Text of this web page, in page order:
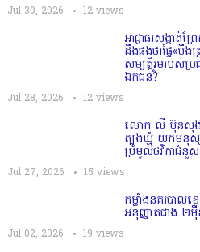
Jul 30, 2026 12views
អាជ្ញាធរសង្កាត់
ដឹងផងថាផ្ទៃ«បឹង
សម្បត្តិរួមរបស់ប្រ
ឯកជន?
Jul 28, 2026 12views
លោក លី ប៊ុនសុង ប្
ត្បូងឃ្មុំ យកមនុ
ប្រមូលថវិកាជំនួស
Jul 27, 2026 15 views
កម្លាំងនគរបាលខ
អនុញ្ញាតជាង ២
Jul 02, 2026 19 views